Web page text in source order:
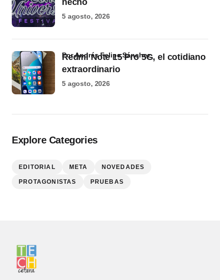
hecho
5 agosto, 2026
Redmi Note 15 Pro 5G, el cotidiano
extraordinario
por Andrés Felipe Sánchez
5 agosto, 2026
Explore Categories
EDITORIAL META NOVEDADES
PROTAGONISTAS PRUEBAS